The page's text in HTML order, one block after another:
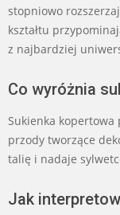
stopniowo
kształtu
z najbardziej
Co wyróżnia
Sukienka kopertowa
przody tworzące
talię i nadaje
Jak